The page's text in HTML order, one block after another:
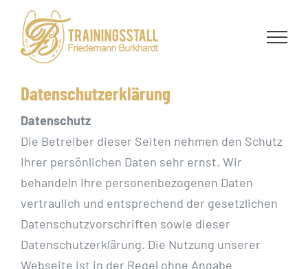
content
Datenschutzerklärung
Datenschutz
Die Betreiber dieser Seiten nehmen den Schutz
Ihrer persönlichen Daten sehr ernst. Wir
behandeln Ihre personenbezogenen Daten
vertraulich und entsprechend der gesetzlichen
Datenschutzvorschriften sowie dieser
Datenschutzerklärung. Die Nutzung unserer
Webseite ist in der Regel ohne Angabe